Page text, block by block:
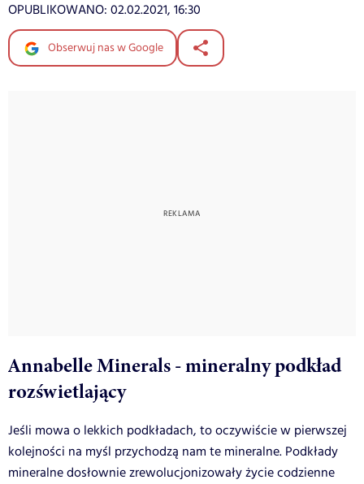
OPUBLIKOWANO: 02.02.2021, 16:30
Obserwuj nas w Google
Annabelle Minerals - mineralny podkład
rozświetlający
Jeśli mowa o lekkich podkładach, to oczywiście w pierwszej
kolejności na myśl przychodzą nam te mineralne. Podkłady
mineralne dosłownie zrewolucjonizowały życie codzienne